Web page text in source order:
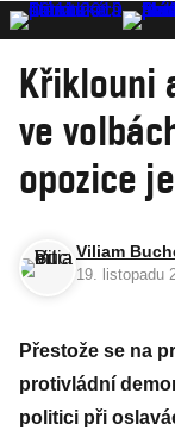
Křiklouni
ve
opozice
Viliam
19. listopadu
Přestože se na
protivládní
politici při